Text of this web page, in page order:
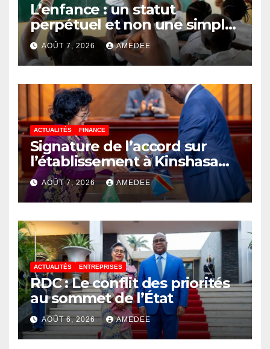
L’enfance : un statut
perpétuel et non une simple
étape de la vie
AOÛT 7, 2026 AMEDEE
ACTUALITÉS FINANCE
Signature de l’accord sur
l’établissement à Kinshasa
du bureau-pays de l’Agence
de développement de
l’Union africaine–Nouveau
Partenariat pour le
développement de l’Afrique
(AUDA-NEPAD)
AOÛT 7, 2026 AMEDEE
ACTUALITÉS ENTREPRISES
RDC : Le conflit des priorités
au sommet de l’État
AOÛT 6, 2026 AMEDEE